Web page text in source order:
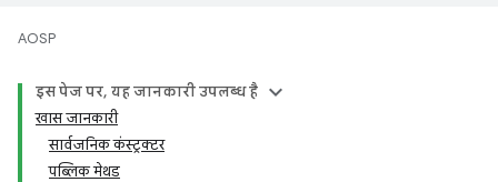
AOSP
इस पेज पर, यह जानकारी उपलब्ध है
खास जानकारी
सार्वजनिक कंस्ट्रक्टर
पब्लिक मेथड